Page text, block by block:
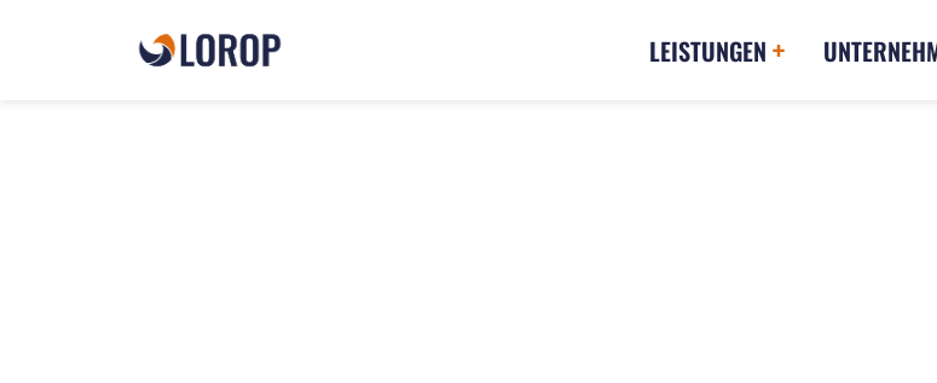
LEISTUNGEN